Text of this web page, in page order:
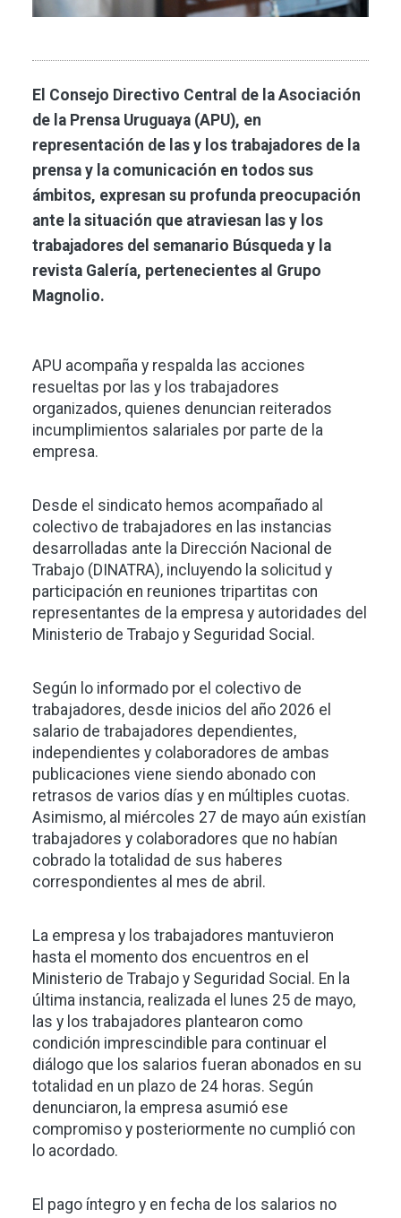
El Consejo Directivo Central de la Asociación
de la Prensa Uruguaya (APU), en
representación de las y los trabajadores de la
prensa y la comunicación en todos sus
ámbitos, expresan su profunda preocupación
ante la situación que atraviesan las y los
trabajadores del semanario Búsqueda y la
revista Galería, pertenecientes al Grupo
Magnolio.
APU acompaña y respalda las acciones
resueltas por las y los trabajadores
organizados, quienes denuncian reiterados
incumplimientos salariales por parte de la
empresa.
Desde el sindicato hemos acompañado al
colectivo de trabajadores en las instancias
desarrolladas ante la Dirección Nacional de
Trabajo (DINATRA), incluyendo la solicitud y
participación en reuniones tripartitas con
representantes de la empresa y autoridades del
Ministerio de Trabajo y Seguridad Social.
Según lo informado por el colectivo de
trabajadores, desde inicios del año 2026 el
salario de trabajadores dependientes,
independientes y colaboradores de ambas
publicaciones viene siendo abonado con
retrasos de varios días y en múltiples cuotas.
Asimismo, al miércoles 27 de mayo aún existían
trabajadores y colaboradores que no habían
cobrado la totalidad de sus haberes
correspondientes al mes de abril.
La empresa y los trabajadores mantuvieron
hasta el momento dos encuentros en el
Ministerio de Trabajo y Seguridad Social. En la
última instancia, realizada el lunes 25 de mayo,
las y los trabajadores plantearon como
condición imprescindible para continuar el
diálogo que los salarios fueran abonados en su
totalidad en un plazo de 24 horas. Según
denunciaron, la empresa asumió ese
compromiso y posteriormente no cumplió con
lo acordado.
El pago íntegro y en fecha de los salarios no